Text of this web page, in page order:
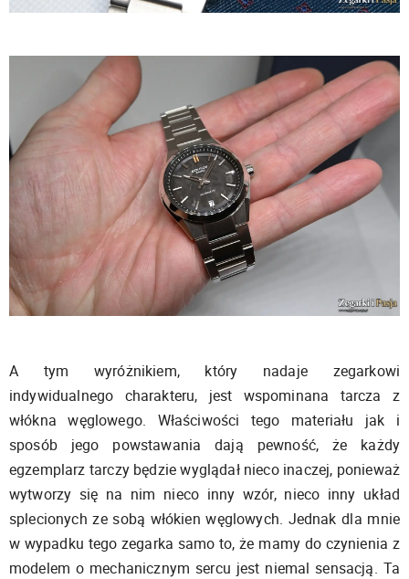
A tym wyróżnikiem, który nadaje zegarkowi
indywidualnego charakteru, jest wspominana tarcza z
włókna węglowego. Właściwości tego materiału jak i
sposób jego powstawania dają pewność, że każdy
egzemplarz tarczy będzie wyglądał nieco inaczej, ponieważ
wytworzy się na nim nieco inny wzór, nieco inny układ
splecionych ze sobą włókien węglowych. Jednak dla mnie
w wypadku tego zegarka samo to, że mamy do czynienia z
modelem o mechanicznym sercu jest niemal sensacją. Ta